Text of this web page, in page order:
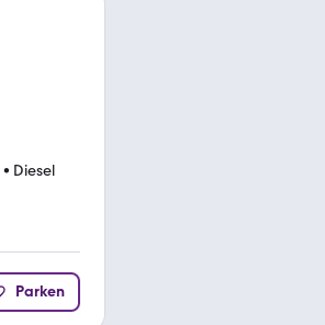
• Diesel
Parken